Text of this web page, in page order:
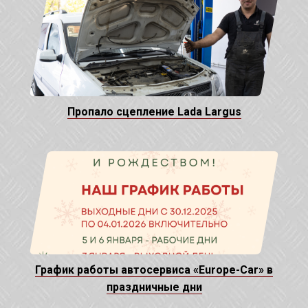
Пропало сцепление Lada Largus
График работы автосервиса «Europe-Car» в
праздничные дни